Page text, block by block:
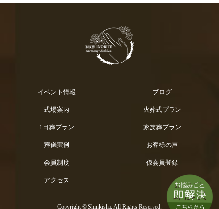
イベント情報 ブログ
式場案内 火葬式プラン
1日葬プラン 家族葬プラン
葬儀実例 お客様の声
会員制度 仮会員登録
アクセス
Copyright © Shinkisha. All Rights Reserved.